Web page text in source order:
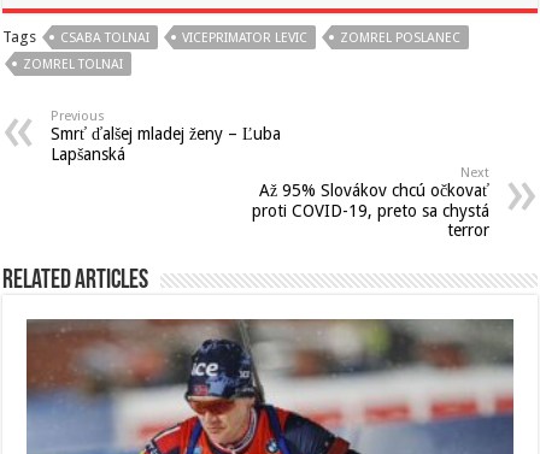
Tags CSABA TOLNAI VICEPRIMATOR LEVIC
ZOMREL POSLANEC
ZOMREL TOLNAI
Previous
Smrť ďalšej mladej ženy – Ľuba
Lapšanská
Next
Až 95% Slovákov chcú očkovať
proti COVID-19, preto sa chystá
terror
Related Articles